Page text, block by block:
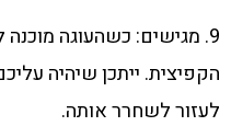
9. מגישים: כשהעוגה
הקפיצית. ייתכן שיהיה
לעזור לשחרר אותה.